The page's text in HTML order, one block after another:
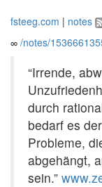
fsteeg.com | notes
∞ /notes/
“Irrende,
durch
bedarf es
Probleme,
abgehängt,
sein.”